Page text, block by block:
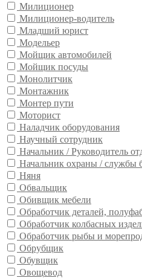
Милиционер
Милиционер-водитель
Младший юрист
Модельер
Мойщик автомобилей
Мойщик посуды
Монолитчик
Монтажник
Монтер пути
Моторист
Наладчик оборудования
Научный сотрудник
Начальник / Руководитель
Начальник охраны / службы
Няня
Обвальщик
Обивщик мебели
Обработчик деталей,
Обработчик колбасных
Обработчик рыбы и
Обрубщик
Обувщик
Овощевод